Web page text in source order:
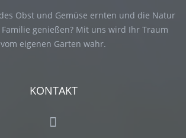
Obst und Gemüse ernten und die Natur
genießen? Mit uns wird Ihr Traum
vom eigenen Garten wahr.
KONTAKT